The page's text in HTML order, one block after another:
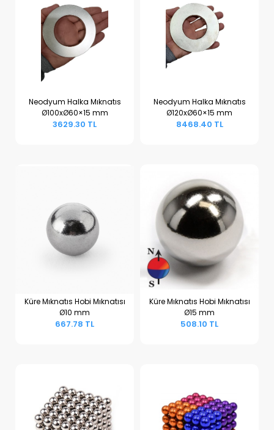
Sepete Ekle
Neodyum Halka Mıknatıs
Ø100xØ60×15 mm
3629.30 TL
Sepete Ekle
Neodyum Halka Mıknatıs
Ø120xØ60×15 mm
8468.40 TL
Sepete Ekle
Küre Mıknatıs Hobi Mıknatısı
Ø10 mm
667.78 TL
Sepete Ekle
Küre Mıknatıs Hobi Mıknatısı
Ø15 mm
508.10 TL